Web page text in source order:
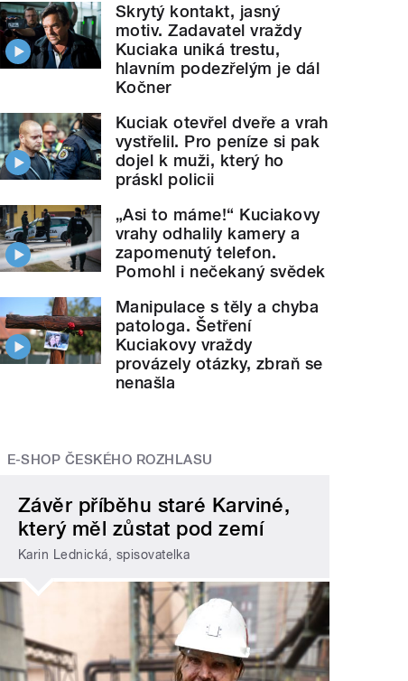
Skrytý kontakt, jasný
motiv. Zadavatel vraždy
Kuciaka uniká trestu,
hlavním podezřelým je dál
Kočner
Kuciak otevřel dveře a vrah
vystřelil. Pro peníze si pak
dojel k muži, který ho
práskl policii
„Asi to máme!“ Kuciakovy
vrahy odhalily kamery a
zapomenutý telefon.
Pomohl i nečekaný svědek
Manipulace s těly a chyba
patologa. Šetření
Kuciakovy vraždy
provázely otázky, zbraň se
nenašla
E-SHOP ČESKÉHO ROZHLASU
Závěr příběhu staré Karviné,
který měl zůstat pod zemí
Karin Lednická, spisovatelka